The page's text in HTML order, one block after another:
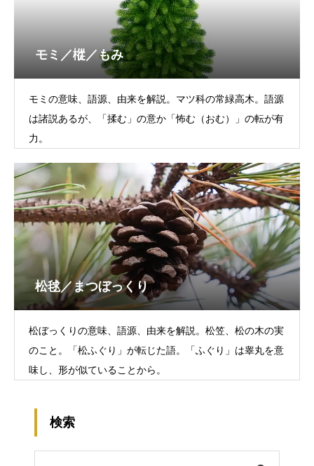
モミ／樅／もみ
モミの意味、語源、由来を解説。マツ科の常緑高木。語源
は諸説あるが、「揉む」の意か「怖む（おむ）」の転が有
力。
松毬／まつぼっくり
松ぼっくりの意味、語源、由来を解説。松笠、松の木の実
のこと。「松ふぐり」が転じた語。「ふぐり」は睾丸を意
味し、形が似ていることから。
検索